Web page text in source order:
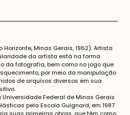
Horizonte, Minas Gerais, 1962). Artista
da artista está na forma
da fotografia, bem como no jogo que
por meio da manipulação
de arquivos diversos em sua
Federal de Minas Gerais
pela Escola Guignard, em 1987.